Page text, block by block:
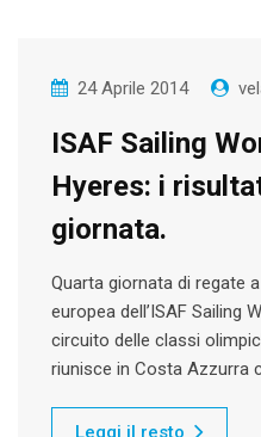
24 Aprile 2014
ISAF Sailing
Hyeres: i
giornata.
Quarta giornata di regate
europea dell’ISAF Sailing
circuito delle classi
riunisce in Costa Azzurra
Leggi il resto